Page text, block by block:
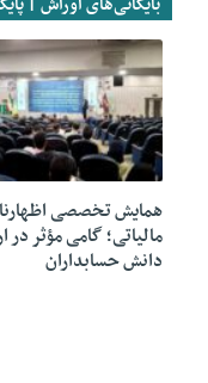
04 سپتامبر 2025
همایش تخصصی
مالیاتی؛ گامی مؤثر در
دانش حسابداران